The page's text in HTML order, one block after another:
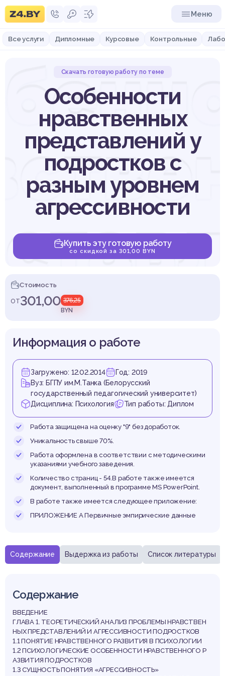
Меню
Все услуги Дипломные Курсовые Контрольные
Скачать готовую работу по теме
Особенности
нравственных
представлений у
подростков с
разным уровнем
агрессивности
Купить эту готовую работу
со скидкой за 301,00 BYN
Стоимость
от301,00 376,25
BYN
Содержание Выдержка из работы Список литературы
Содержание
ВВЕДЕНИЕ
ГЛАВА 1. ТЕОРЕТИЧЕСКИЙ АНАЛИЗ ПРОБЛЕМЫ НРАВСТВЕН
НЫХ ПРЕДСТАВЛЕНИЙ И АГРЕССИВНОСТИ ПОДРОСТКОВ
1.1 ПОНЯТИЕ НРАВСТВЕННОГО РАЗВИТИЯ В ПСИХОЛОГИИ
1.2 ПСИХОЛОГИЧЕСКИЕ ОСОБЕННОСТИ НРАВСТВЕННОГО Р
АЗВИТИЯ ПОДРОСТКОВ
1.3 СУЩНОСТЬ ПОНЯТИЯ «АГРЕССИВНОСТЬ»
Информация о работе
Загружено: 12.02.2014
Год: 2019
Вуз: БГПУ им.М.Танка (Белорусский
государственный педагогический университет)
Дисциплина: Психология
Тип работы: Диплом
Работа защищена на оценку "9" без доработок.
Уникальность свыше 70%.
Работа оформлена в соответствии с методическими
указаниями учебного заведения.
Количество страниц - 54.В работе также имеется
документ, выполненный в программе MS PowerPoint.
В работе также имеется следующее приложение:
ПРИЛОЖЕНИЕ А Первичные эмпирические данные